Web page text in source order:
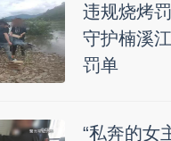
违规烧烤
守护楠溪
罚单
“私奔的女